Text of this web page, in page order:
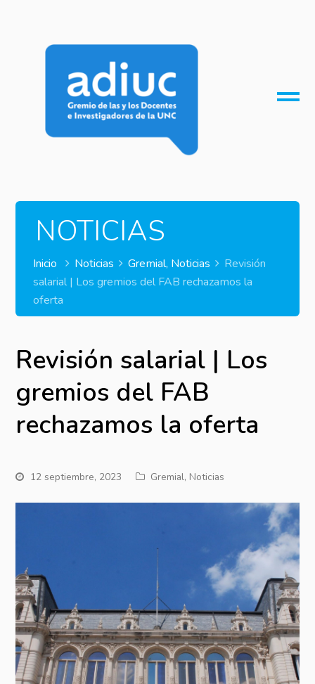
NOTICIAS
Inicio Noticias Gremial, Noticias
Revisión
salarial | Los gremios del FAB rechazamos la
oferta
Revisión salarial | Los
gremios del FAB
rechazamos la oferta
12 septiembre, 2023 Gremial, Noticias